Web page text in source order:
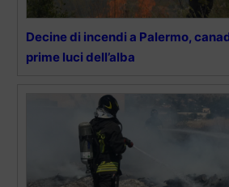
Decine di incendi a Palermo,
prime luci dell’alba